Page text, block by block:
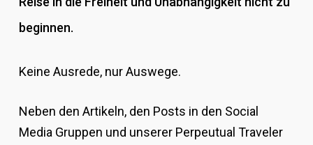
beginnen.
Keine Ausrede, nur Auswege.
Neben den Artikeln, den Posts in den Social
Media Gruppen und unserer Perpeutual Traveler